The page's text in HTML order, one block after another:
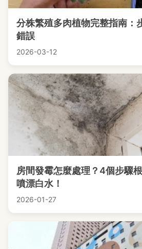
分株繁殖多肉植物完整指南：
錯誤
2026-03-12
房間發霉怎麼處理？4個步驟
噴漂白水！
2026-01-27